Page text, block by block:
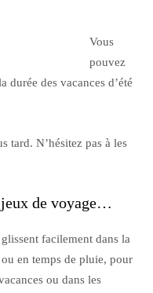
Vous
pouvez
durée des vacances d’été
tard. N’hésitez pas à les
de voyage…
facilement dans la
en temps de pluie, pour
ou dans les